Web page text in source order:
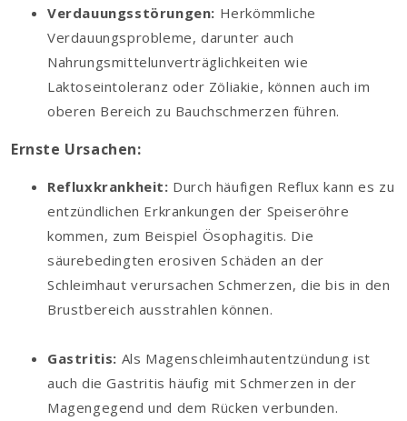
Verdauungsstörungen: Herkömmliche
Verdauungsprobleme, darunter auch
Nahrungsmittelunverträglichkeiten wie
Laktoseintoleranz oder Zöliakie, können auch im
oberen Bereich zu Bauchschmerzen führen.
Ernste Ursachen:
Refluxkrankheit: Durch häufigen Reflux kann es zu
entzündlichen Erkrankungen der Speiseröhre
kommen, zum Beispiel Ösophagitis. Die
säurebedingten erosiven Schäden an der
Schleimhaut verursachen Schmerzen, die bis in den
Brustbereich ausstrahlen können.
Gastritis: Als Magenschleimhautentzündung ist
auch die Gastritis häufig mit Schmerzen in der
Magengegend und dem Rücken verbunden.